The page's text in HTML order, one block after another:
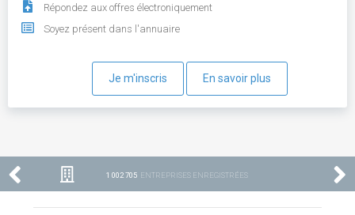
Répondez aux offres électroniquement
Soyez présent dans l'annuaire
Je m'inscris En savoir plus
1 002 705 ENTREPRISES ENREGISTRÉES